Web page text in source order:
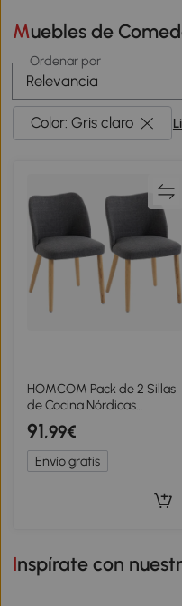
Muebles de
Ordenar por
Relevancia
Color: Gris claro
HOMCOM Pack de 2 Sillas
de Cocina Nórdicas
Tapizadas de Lino
Respaldo Curvo Asiento
Acolchado Patas de
Madera Gris Claro
91,99€
Envío gratis
Inspírate con